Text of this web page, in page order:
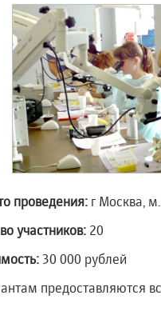
проведения: г Москва,
участников: 20
30 000 рублей
предоставляются